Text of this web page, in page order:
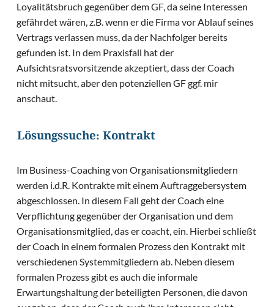
Loyalitätsbruch gegenüber dem GF, da seine Interessen
gefährdet wären, z.B. wenn er die Firma vor Ablauf seines
Vertrags verlassen muss, da der Nachfolger bereits
gefunden ist. In dem Praxisfall hat der
Aufsichtsratsvorsitzende akzeptiert, dass der Coach
nicht mitsucht, aber den potenziellen GF ggf. mir
anschaut.
Lösungssuche: Kontrakt
Im Business-Coaching von Organisationsmitgliedern
werden i.d.R. Kontrakte mit einem Auftraggebersystem
abgeschlossen. In diesem Fall geht der Coach eine
Verpflichtung gegenüber der Organisation und dem
Organisationsmitglied, das er coacht, ein. Hierbei schließt
der Coach in einem formalen Prozess den Kontrakt mit
verschiedenen Systemmitgliedern ab. Neben diesem
formalen Prozess gibt es auch die informale
Erwartungshaltung der beteiligten Personen, die davon